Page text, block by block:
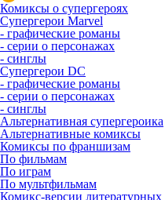
Комиксы о супергероях
Супергерои Marvel
- графические романы
- серии о персонажах
- синглы
Супергерои DC
- графические романы
- серии о персонажах
- синглы
Альтернативная супергероика
Альтернативные комиксы
Комиксы по франшизам
По фильмам
По играм
По мультфильмам
Комикс-версии литературных